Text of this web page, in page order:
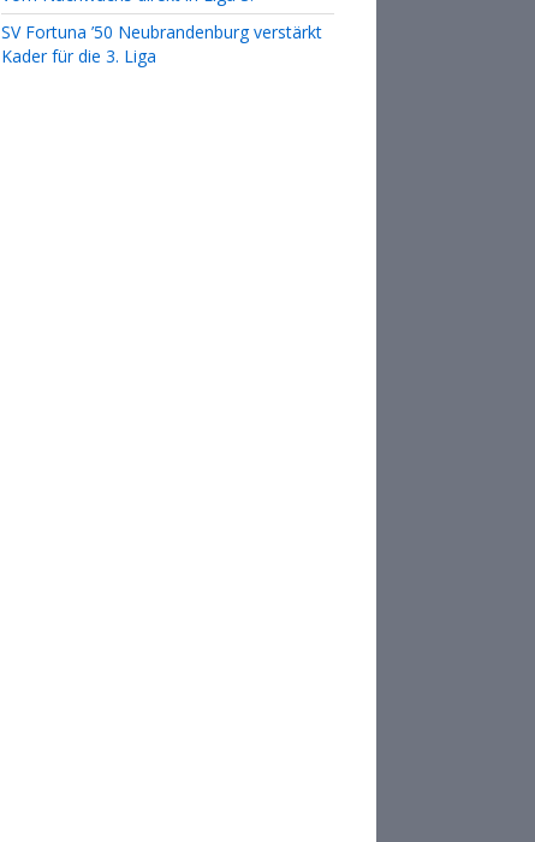
SV Fortuna ’50 Neubrandenburg verstärkt
Kader für die 3. Liga